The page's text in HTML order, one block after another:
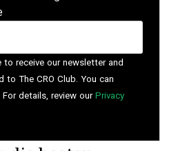
receive our newsletter and
to The CRO Club. You can
details, review our Privacy